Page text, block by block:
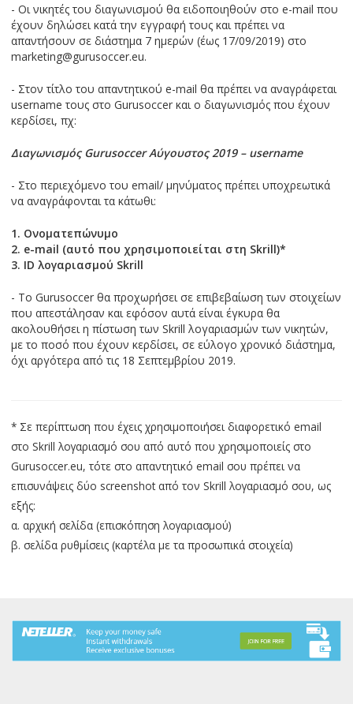
- Οι νικητές του διαγωνισμού θα ειδοποιηθούν στο e-mail που
έχουν δηλώσει κατά την εγγραφή τους και πρέπει να
απαντήσουν σε διάστημα 7 ημερών (έως 17/09/2019) στο
marketing@gurusoccer.eu.
- Στον τίτλο του απαντητικού e-mail θα πρέπει να αναγράφεται
username τους στο Gurusoccer και ο διαγωνισμός που έχουν
κερδίσει, πχ:
Διαγωνισμός Gurusoccer Αύγουστος 2019 – username
- Στο περιεχόμενο του email/ μηνύματος πρέπει υποχρεωτικά
να αναγράφονται τα κάτωθι:
1. Ονοματεπώνυμo
2. e-mail (αυτό που χρησιμοποιείται στη Skrill)*
3. ID λογαριασμού Skrill
- To Gurusoccer θα προχωρήσει σε επιβεβαίωση των στοιχείων
που απεστάλησαν και εφόσον αυτά είναι έγκυρα θα
ακολουθήσει η πίστωση των Skrill λογαριασμών των νικητών,
με το ποσό που έχουν κερδίσει, σε εύλογο χρονικό διάστημα,
όχι αργότερα από τις 18 Σεπτεμβρίου 2019.
* Σε περίπτωση που έχεις χρησιμοποιήσει διαφορετικό email
στο Skrill λογαριασμό σου από αυτό που χρησιμοποιείς στο
Gurusoccer.eu, τότε στο απαντητικό email σου πρέπει να
επισυνάψεις δύο screenshot από τον Skrill λογαριασμό σου, ως
εξής:
α. αρχική σελίδα (επισκόπηση λογαριασμού)
β. σελίδα ρυθμίσεις (καρτέλα με τα προσωπικά στοιχεία)